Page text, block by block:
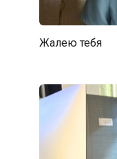
Жалею тебя